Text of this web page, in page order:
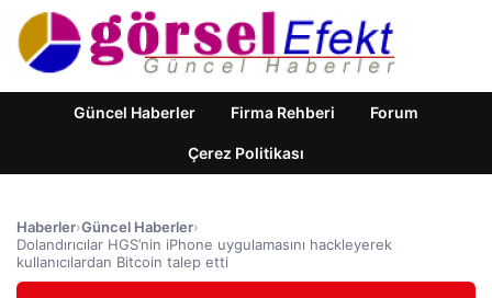
Güncel Haberler Firma Rehberi Forum
Çerez Politikası
Haberler›Güncel Haberler›
Dolandırıcılar HGS’nin iPhone uygulamasını hackleyerek
kullanıcılardan Bitcoin talep etti